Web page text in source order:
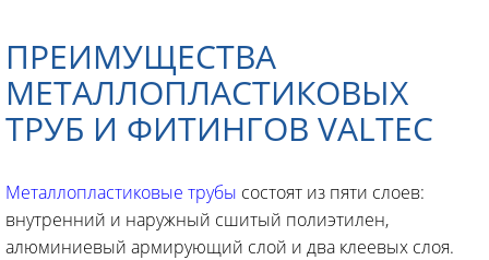
ПРЕИМУЩЕСТВА
МЕТАЛЛОПЛАСТИКОВЫХ
ТРУБ И ФИТИНГОВ VALTEC
Металлопластиковые трубы состоят из пяти слоев:
внутренний и наружный сшитый полиэтилен,
алюминиевый армирующий слой и два клеевых слоя.